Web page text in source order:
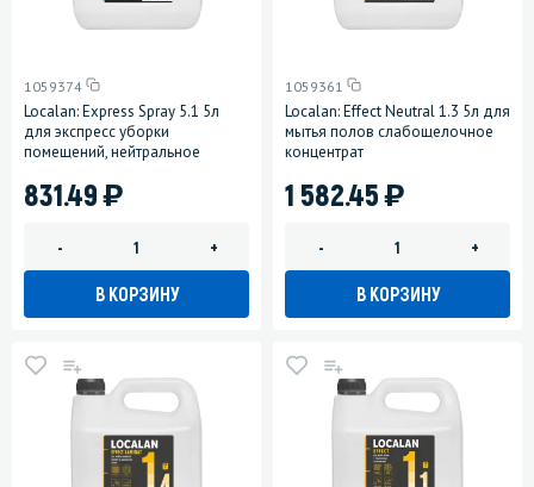
1059374
Localan: Express Spray 5.1 5л
для экспресс уборки
помещений, нейтральное
831.49)
- +
В КОРЗИНУ
1059361
Localan: Effect Neutral 1.3 5л для
мытья полов слабощелочное
концентрат
1 582.45)
- +
В КОРЗИНУ